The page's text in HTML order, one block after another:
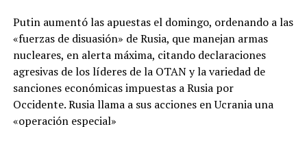
Putin aumentó las apuestas el domingo, ordenando a las
«fuerzas de disuasión» de Rusia, que manejan armas
nucleares, en alerta máxima, citando declaraciones
agresivas de los líderes de la OTAN y la variedad de
sanciones económicas impuestas a Rusia por
Occidente. Rusia llama a sus acciones en Ucrania una
«operación especial»